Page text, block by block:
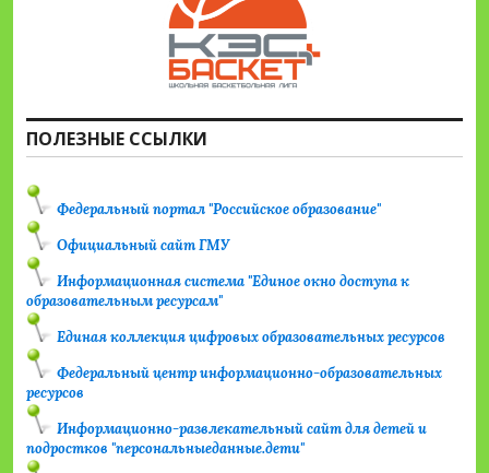
ПОЛЕЗНЫЕ ССЫЛКИ
Федеральный портал "Российское образование"
Официальный сайт ГМУ
Информационная система "Единое окно доступа к
образовательным ресурсам"
Единая коллекция цифровых образовательных ресурсов
Федеральный центр информационно-образовательных
ресурсов
Информационно-развлекательный сайт для детей и
подростков "персональныеданные.дети"